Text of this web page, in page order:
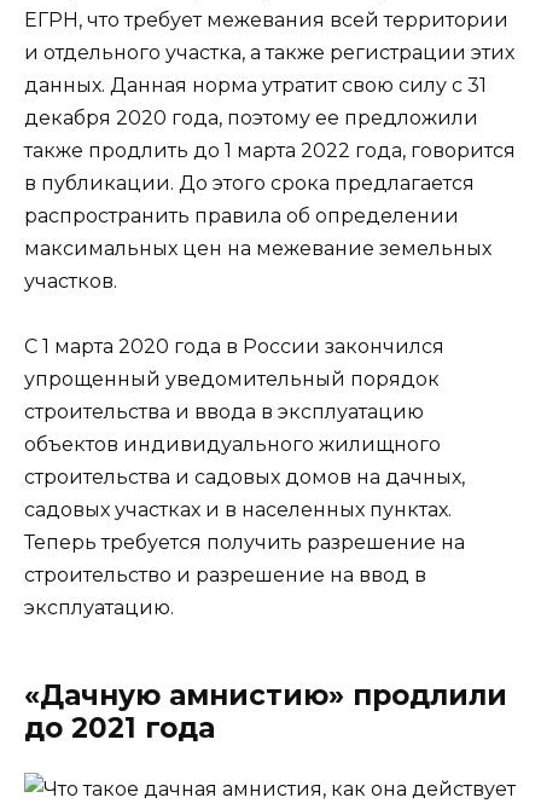
ЕГРН, что требует межевания всей территории
и отдельного участка, а также регистрации этих
данных. Данная норма утратит свою силу с 31
декабря 2020 года, поэтому ее предложили
также продлить до 1 марта 2022 года, говорится
в публикации. До этого срока предлагается
распространить правила об определении
максимальных цен на межевание земельных
участков.
С 1 марта 2020 года в России закончился
упрощенный уведомительный порядок
строительства и ввода в эксплуатацию
объектов индивидуального жилищного
строительства и садовых домов на дачных,
садовых участках и в населенных пунктах.
Теперь требуется получить разрешение на
строительство и разрешение на ввод в
эксплуатацию.
«Дачную амнистию» продлили
до 2021 года